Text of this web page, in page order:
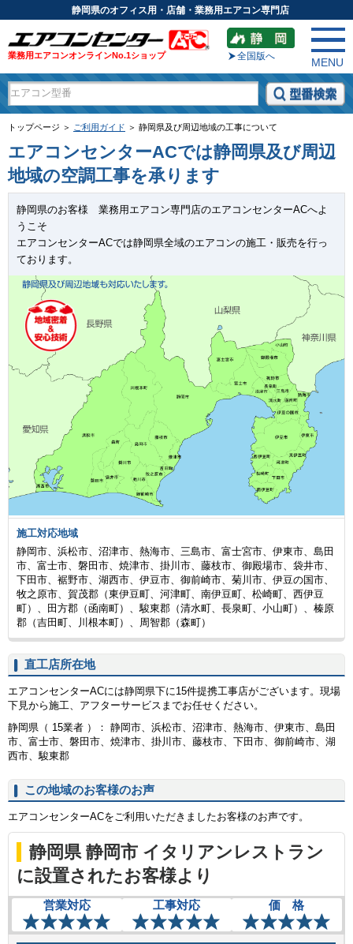
静岡県のオフィス用・店舗・業務用エアコン専門店
業務用エアコンオンラインNo.1ショップ 全国版へ
MENU
トップページ ＞ ご利用ガイド ＞ 静岡県及び周辺地域の工事について
エアコンセンターACでは静岡県及び周辺
地域の空調工事を承ります
静岡県のお客様 業務用エアコン専門店のエアコンセンターACへよ
うこそ
エアコンセンターACでは静岡県全域のエアコンの施工・販売を行っ
ております。
施工対応地域
静岡市、浜松市、沼津市、熱海市、三島市、富士宮市、伊東市、島田
市、富士市、磐田市、焼津市、掛川市、藤枝市、御殿場市、袋井市、
下田市、裾野市、湖西市、伊豆市、御前崎市、菊川市、伊豆の国市、
牧之原市、賀茂郡（東伊豆町、河津町、南伊豆町、松崎町、西伊豆
町）、田方郡（函南町）、駿東郡（清水町、長泉町、小山町）、榛原
郡（吉田町、川根本町）、周智郡（森町）
直工店所在地
エアコンセンターACには静岡県下に15件提携工事店がございます。現場
下見から施工、アフターサービスまでお任せください。
静岡県（ 15業者 ）： 静岡市、浜松市、沼津市、熱海市、伊東市、島田
市、富士市、磐田市、焼津市、掛川市、藤枝市、下田市、御前崎市、湖
西市、駿東郡
この地域のお客様のお声
エアコンセンターACをご利用いただきましたお客様のお声です。
静岡県 静岡市 イタリアンレストラン
に設置されたお客様より
営業対応 工事対応 価 格